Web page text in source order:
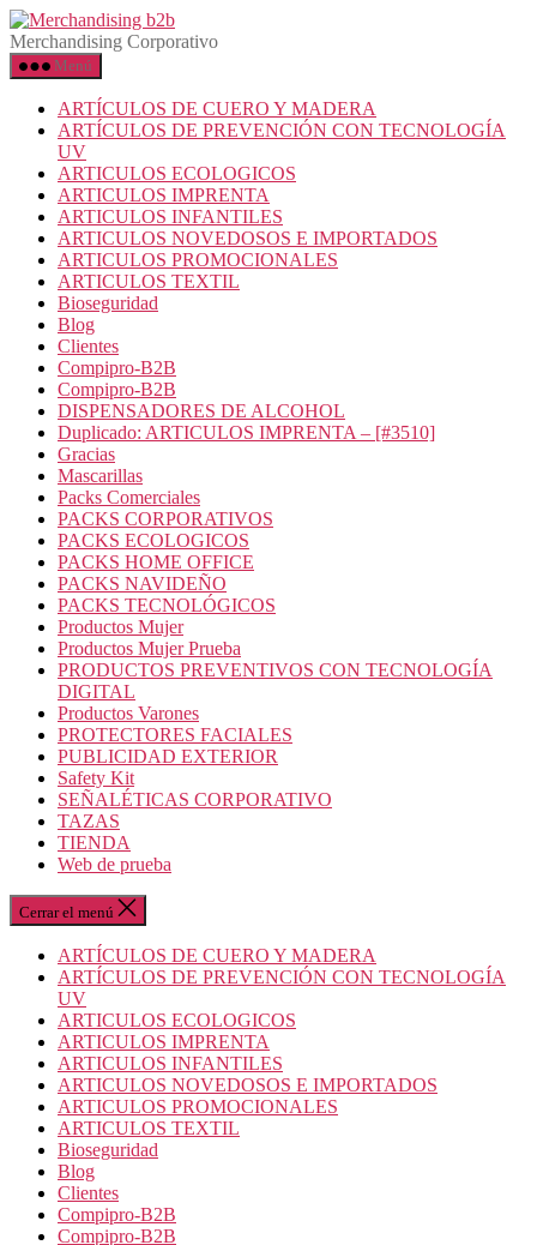
Saltar
al
contenido
Merchandising
b2b
Merchandising Corporativo
Menú
ARTÍCULOS DE CUERO Y MADERA
ARTÍCULOS DE PREVENCIÓN CON TECNOLOGÍA
UV
ARTICULOS ECOLOGICOS
ARTICULOS IMPRENTA
ARTICULOS INFANTILES
ARTICULOS NOVEDOSOS E IMPORTADOS
ARTICULOS PROMOCIONALES
ARTICULOS TEXTIL
Bioseguridad
Blog
Clientes
Compipro-B2B
Compipro-B2B
DISPENSADORES DE ALCOHOL
Duplicado: ARTICULOS IMPRENTA – [#3510]
Gracias
Mascarillas
Packs Comerciales
PACKS CORPORATIVOS
PACKS ECOLOGICOS
PACKS HOME OFFICE
PACKS NAVIDEÑO
PACKS TECNOLÓGICOS
Productos Mujer
Productos Mujer Prueba
PRODUCTOS PREVENTIVOS CON TECNOLOGÍA
DIGITAL
Productos Varones
PROTECTORES FACIALES
PUBLICIDAD EXTERIOR
Safety Kit
SEÑALÉTICAS CORPORATIVO
TAZAS
TIENDA
Web de prueba
Cerrar el menú
ARTÍCULOS DE CUERO Y MADERA
ARTÍCULOS DE PREVENCIÓN CON TECNOLOGÍA
UV
ARTICULOS ECOLOGICOS
ARTICULOS IMPRENTA
ARTICULOS INFANTILES
ARTICULOS NOVEDOSOS E IMPORTADOS
ARTICULOS PROMOCIONALES
ARTICULOS TEXTIL
Bioseguridad
Blog
Clientes
Compipro-B2B
Compipro-B2B